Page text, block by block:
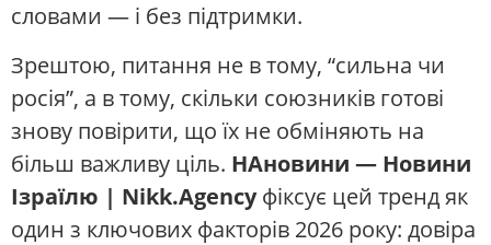
словами — і без підтримки.
Зрештою, питання не в тому, “сильна чи
росія”, а в тому, скільки союзників готові
знову повірити, що їх не обміняють на
більш важливу ціль. НАновини — Новини
Ізраїлю | Nikk.Agencyфіксує цей тренд як
один з ключових факторів 2026 року: довіра